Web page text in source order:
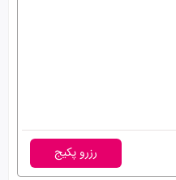
رزرو پکیج